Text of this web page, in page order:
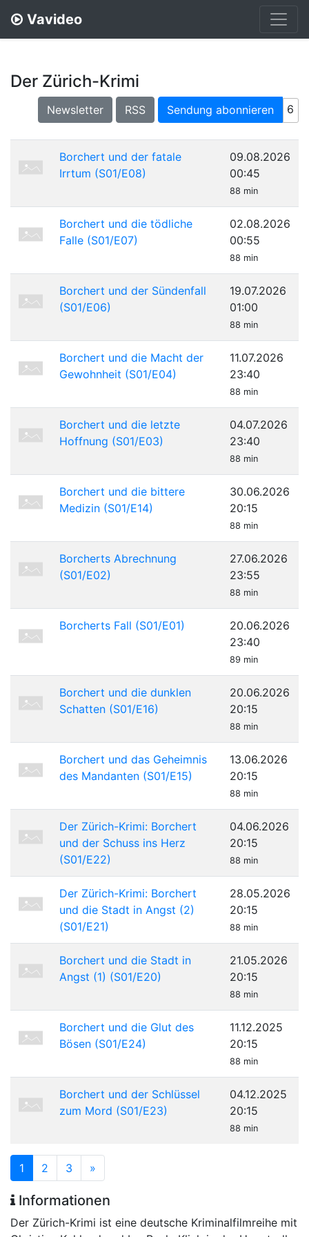
Vavideo
Der Zürich-Krimi
Newsletter RSS Sendung abonnieren 6
Borchert und der fatale
Irrtum (S01/E08)
09.08.2026
00:45
88 min
Borchert und die tödliche
Falle (S01/E07)
02.08.2026
00:55
88 min
Borchert und der Sündenfall
(S01/E06)
19.07.2026
01:00
88 min
Borchert und die Macht der
Gewohnheit (S01/E04)
11.07.2026
23:40
88 min
Borchert und die letzte
Hoffnung (S01/E03)
04.07.2026
23:40
88 min
Borchert und die bittere
Medizin (S01/E14)
30.06.2026
20:15
88 min
Borcherts Abrechnung
(S01/E02)
27.06.2026
23:55
88 min
Borcherts Fall (S01/E01)
20.06.2026
23:40
89 min
Borchert und die dunklen
Schatten (S01/E16)
20.06.2026
20:15
88 min
Borchert und das Geheimnis
des Mandanten (S01/E15)
13.06.2026
20:15
88 min
Der Zürich-Krimi: Borchert
und der Schuss ins Herz
(S01/E22)
04.06.2026
20:15
88 min
Der Zürich-Krimi: Borchert
und die Stadt in Angst (2)
(S01/E21)
28.05.2026
20:15
88 min
Borchert und die Stadt in
Angst (1) (S01/E20)
21.05.2026
20:15
88 min
Borchert und die Glut des
Bösen (S01/E24)
11.12.2025
20:15
88 min
Borchert und der Schlüssel
zum Mord (S01/E23)
04.12.2025
20:15
88 min
1 2 3 »
Informationen
Der Zürich-Krimi ist eine deutsche Kriminalfilmreihe mit